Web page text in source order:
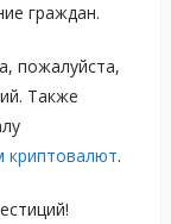
граждан.
пожалуйста,
Также
криптовалют.